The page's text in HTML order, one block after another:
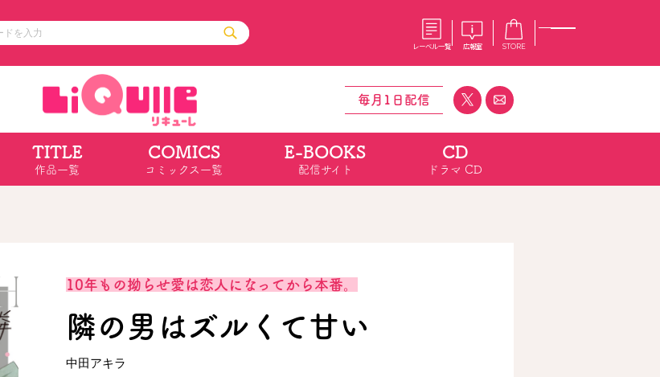
レーベル一覧 広報室 STORE
その他
コミックエッセイ
ポケットモンスター
通販・NEWS
OVERLAP STORE
オーバーラップ広報室
採用情報
コミックパルフェ コミックエッセイ
閉じる
毎月1日配信
TITLE
作品一覧
COMICS
コミックス一覧
E-BOOKS
配信サイト
CD
ドラマ CD
10年もの拗らせ愛は恋人になってから本番。
隣の男はズルくて甘い
中田アキラ